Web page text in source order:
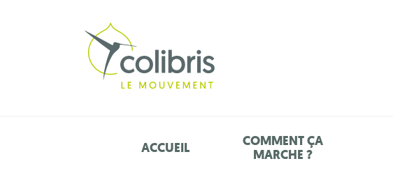
ACCUEIL
COMMENT ÇA
MARCHE ?